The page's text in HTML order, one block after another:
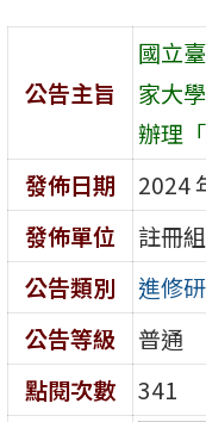
公告主旨
國立
家大
辦理
發佈日期
2024
發佈單位
註冊組
公告類別
進修
公告等級
普通
點閱次數
341